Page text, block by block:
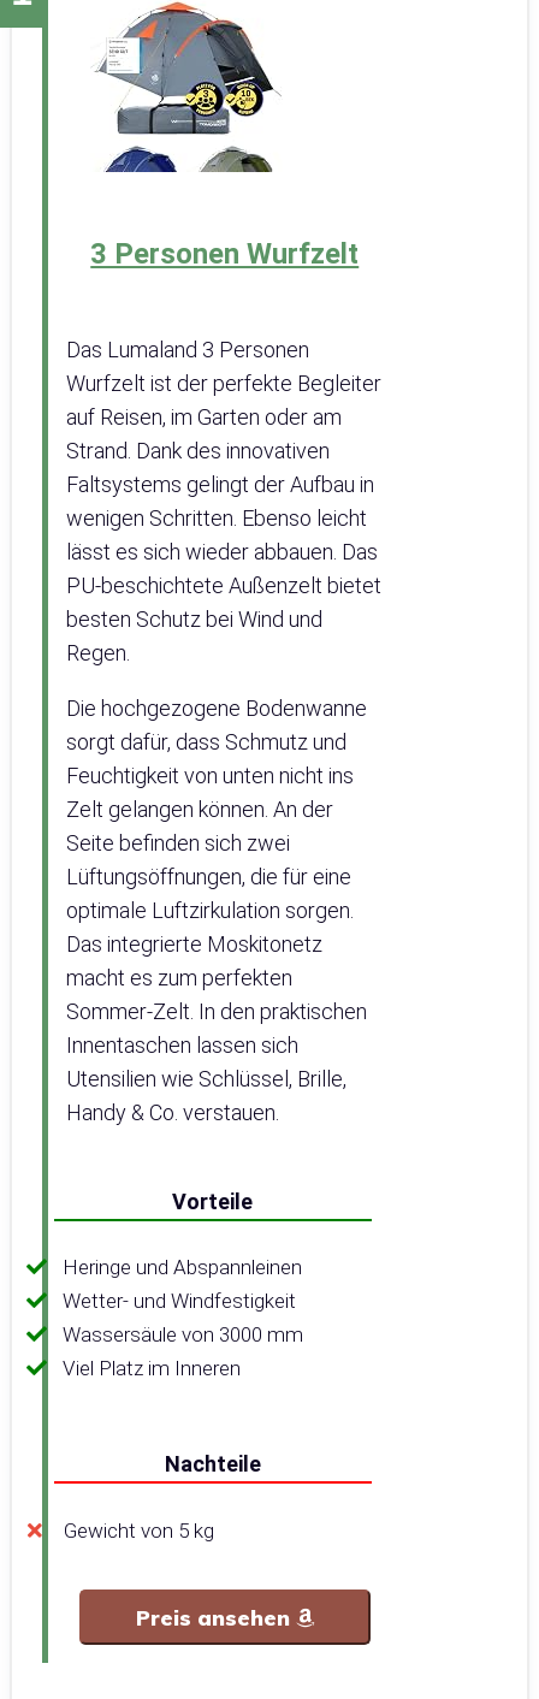
3 Personen Wurfzelt
Das Lumaland 3 Personen
Wurfzelt ist der perfekte Begleiter
auf Reisen, im Garten oder am
Strand. Dank des innovativen
Faltsystems gelingt der Aufbau in
wenigen Schritten. Ebenso leicht
lässt es sich wieder abbauen. Das
PU-beschichtete Außenzelt bietet
besten Schutz bei Wind und
Regen.
Die hochgezogene Bodenwanne
sorgt dafür, dass Schmutz und
Feuchtigkeit von unten nicht ins
Zelt gelangen können. An der
Seite befinden sich zwei
Lüftungsöffnungen, die für eine
optimale Luftzirkulation sorgen.
Das integrierte Moskitonetz
macht es zum perfekten
Sommer-Zelt. In den praktischen
Innentaschen lassen sich
Utensilien wie Schlüssel, Brille,
Handy & Co. verstauen.
Vorteile
Heringe und Abspannleinen
Wetter- und Windfestigkeit
Wassersäule von 3000 mm
Viel Platz im Inneren
Nachteile
Gewicht von 5 kg
Preis ansehen